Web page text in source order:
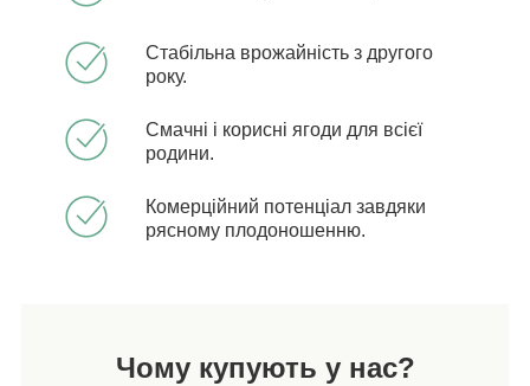
Стабільна врожайність з другого
року.
Смачні і корисні ягоди для всієї
родини.
Комерційний потенціал завдяки
рясному плодоношенню.
Чому купують у нас?